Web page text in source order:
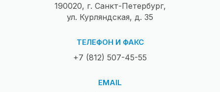
190020, г. Санкт-Петербург,
ул. Курляндская, д. 35
ТЕЛЕФОН И ФАКС
+7 (812) 507-45-55
EMAIL